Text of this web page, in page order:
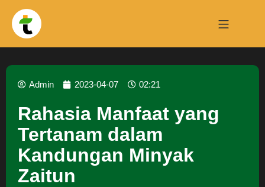
Admin 2023-04-07 02:21
Rahasia Manfaat yang
Tertanam dalam
Kandungan Minyak
Zaitun